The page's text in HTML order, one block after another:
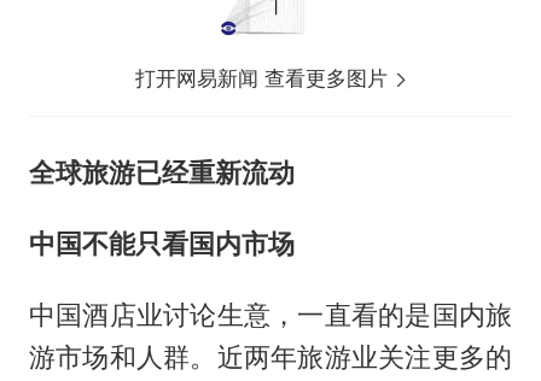
打开网易新闻 查看更多图片
全球旅游已经重新流动
中国不能只看国内市场
中国酒店业讨论生意，一直看的是国内旅
游市场和人群。近两年旅游业关注更多的